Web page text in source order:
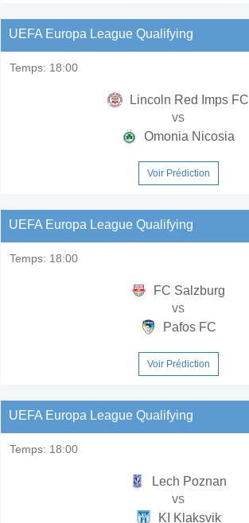
UEFA Europa League Qualifying
Temps: 18:00
Lincoln Red Imps FC
vs
Omonia Nicosia
Voir Prédiction
UEFA Europa League Qualifying
Temps: 18:00
FC Salzburg
vs
Pafos FC
Voir Prédiction
UEFA Europa League Qualifying
Temps: 18:00
Lech Poznan
vs
KI Klaksvik